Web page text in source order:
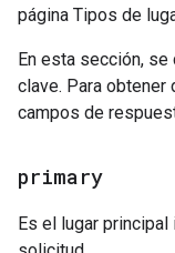
página Tipos de
En esta sección,
clave. Para
campos de
primary
Es el lugar